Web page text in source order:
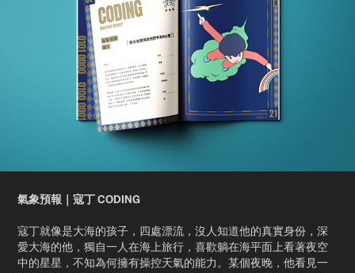
氣象預報｜寇丁 CODING
寇丁就像是大海的孩子，四處漂流，沒人知道他的真實身份，深
愛大海的他，獨自一人在海上旅行，喜歡躺在海平面上看著夜空
中的星星，不知為何擁有操控天氣的能力。某個夜晚，他看見一